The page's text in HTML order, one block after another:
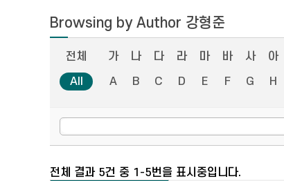
Browsing by Author 강형준
전체 가 나 다 라 마 바 사 아
All
A B C D E F G H
전체 결과 5건 중 1-5번을 표시중입니다.